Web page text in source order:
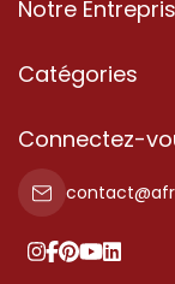
Notre
À Propos
Conditions
Politique de
Catégories
Propriété
Propriété à vendre
Propriété à louer
Ajoutez votre
Connectez-